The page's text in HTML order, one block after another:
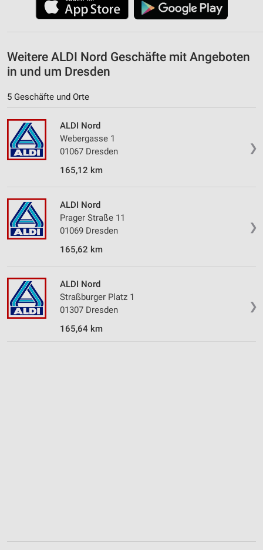
Weitere ALDI Nord Geschäfte mit Angeboten
in und um Dresden
5 Geschäfte und Orte
❯
ALDI Nord
Webergasse 1
01067 Dresden
165,12 km
❯
ALDI Nord
Prager Straße 11
01069 Dresden
165,62 km
❯
ALDI Nord
Straßburger Platz 1
01307 Dresden
165,64 km